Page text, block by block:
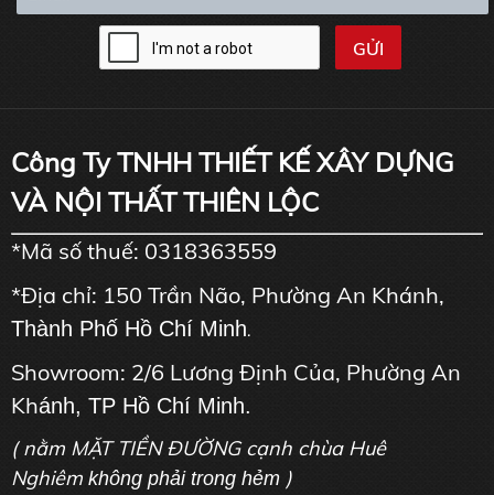
Công Ty TNHH THIẾT KẾ XÂY DỰNG
VÀ NỘI THẤT THIÊN LỘC
*Mã số thuế: 0318363559
*Địa chỉ: 150 Trần Não, Phường An Khánh,
Thành Phố Hồ Chí Minh.
Showroom: 2/6 Lương Định Của, Phường An
Khánh, TP Hồ Chí Minh.
( nằm MẶT TIỀN ĐƯỜNG cạnh chùa Huê
Nghiêm không phải trong hẻm )